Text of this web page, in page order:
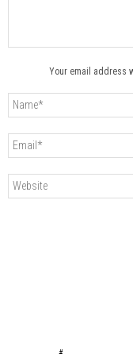
Your email address